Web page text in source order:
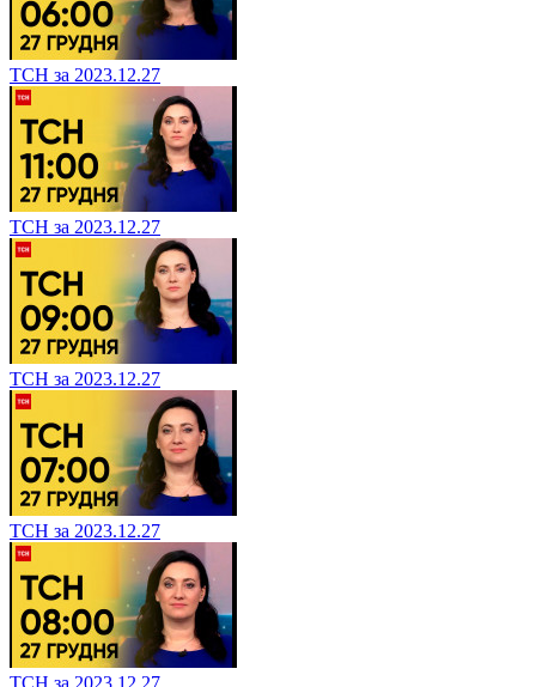
ТСН за 2023.12.27
ТСН за 2023.12.27
ТСН за 2023.12.27
ТСН за 2023.12.27
ТСН за 2023.12.27